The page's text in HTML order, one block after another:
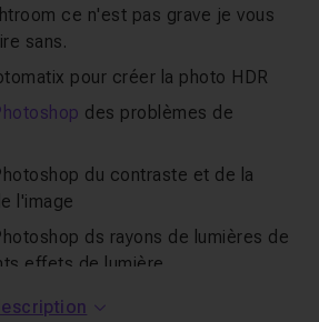
ce n'est pas grave je vous
sans.
pour créer la photo HDR
des problèmes de
du contraste et de la
l'image
ds rayons de lumières de
effets de lumière
détails d'une manière locale sur la